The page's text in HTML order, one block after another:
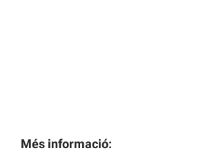
Més informació: